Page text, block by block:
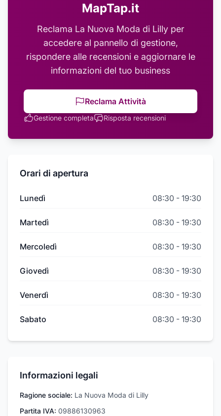
MapTap.it
Reclama La Nuova Moda di Lillyper
accedere al pannello di gestione,
rispondere alle recensioni e aggiornare le
informazioni del tuo business
Reclama Attività
Gestione completa Risposta recensioni
Orari di apertura
Lunedì 08:30 - 19:30
Martedì 08:30 - 19:30
Mercoledì 08:30 - 19:30
Giovedì 08:30 - 19:30
Venerdì 08:30 - 19:30
Sabato 08:30 - 19:30
Informazioni legali
Ragione sociale: La Nuova Moda di Lilly
Partita IVA: 09886130963